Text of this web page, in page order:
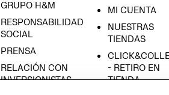
GRUPO H&M
RESPONSABILIDAD
SOCIAL
PRENSA
RELACIÓN CON
INVERSIONISTAS
MI CUENTA
NUESTRAS
TIENDAS
- RETIRO EN
TIENDA